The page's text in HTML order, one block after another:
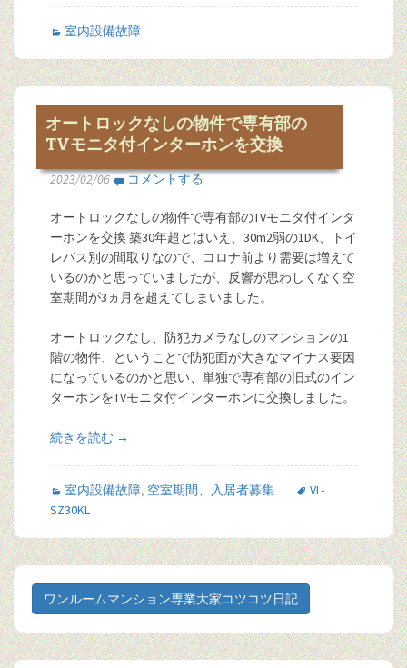
室内設備故障
オートロックなしの物件で専有部の
TVモニタ付インターホンを交換
2023/02/06 コメントする
オートロックなしの物件で専有部のTVモニタ付インタ
ーホンを交換 築30年超とはいえ、30m2弱の1DK、トイ
レバス別の間取りなので、コロナ前より需要は増えて
いるのかと思っていましたが、反響が思わしくなく空
室期間が3ヵ月を超えてしまいました。
オートロックなし、防犯カメラなしのマンションの1
階の物件、ということで防犯面が大きなマイナス要因
になっているのかと思い、単独で専有部の旧式のイン
ターホンをTVモニタ付インターホンに交換しました。
続きを読む →
室内設備故障, 空室期間、入居者募集
VL-
SZ30KL
ワンルームマンション専業大家コツコツ日記